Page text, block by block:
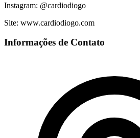
Instagram: @cardiodiogo
Site: www.cardiodiogo.com
Informações de Contato